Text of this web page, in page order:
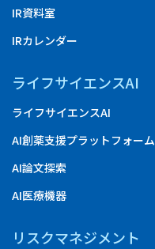
IR資料室
IRカレンダー
ライフサイエンスAI
ライフサイエンスAI
AI創薬支援プラットフォーム
AI論文探索
AI医療機器
リスクマネジメント